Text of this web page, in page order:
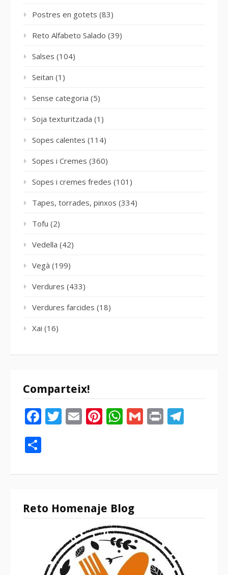
Postres en gotets (83)
Reto Alfabeto Salado (39)
Salses (104)
Seitan (1)
Sense categoria (5)
Soja texturitzada (1)
Sopes calentes (114)
Sopes i Cremes (360)
Sopes i cremes fredes (101)
Tapes, torrades, pinxos (334)
Tofu (2)
Vedella (42)
Vegà (199)
Verdures (433)
Verdures farcides (18)
Xai (16)
Comparteix!
Facebook
Twitter
EmailPinterest
WhatsApp
Gmail
Print
Reto Homenaje Blog